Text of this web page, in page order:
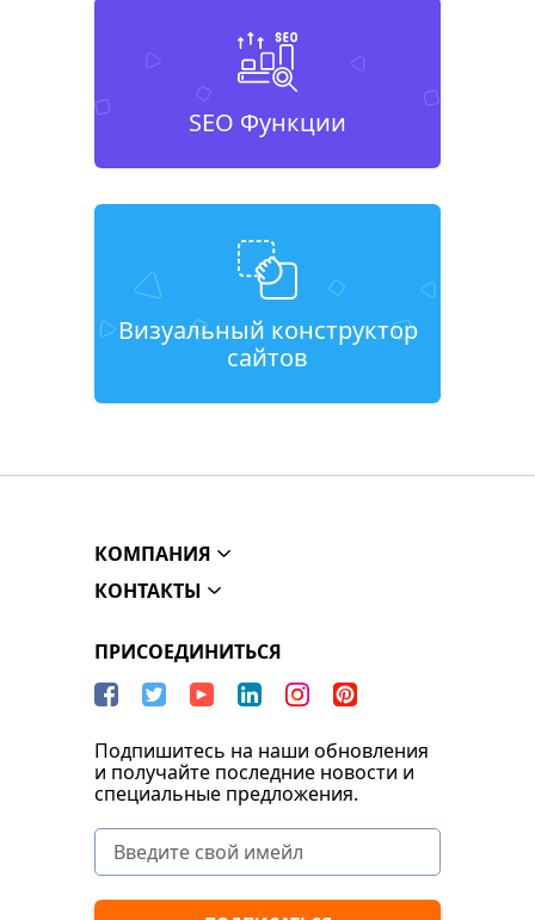
SEO Функции
Визуальный конструктор
сайтов
КОМПАНИЯ
КОНТАКТЫ
ПРИСОЕДИНИТЬСЯ
Подпишитесь на наши обновления
и получайте последние новости и
специальные предложения.